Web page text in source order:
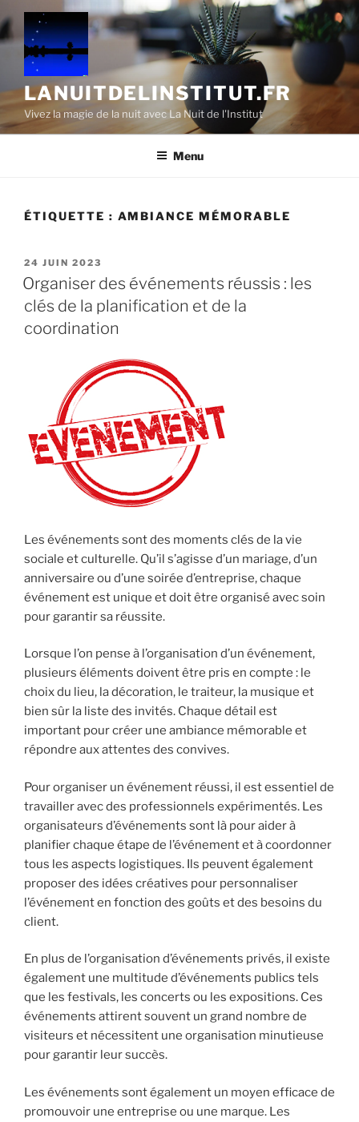
Aller
au
contenu
principal
LANUITDELINSTITUT.FR
Vivez la magie de la nuit avec La Nuit de l'Institut
Menu
ÉTIQUETTE : AMBIANCE MÉMORABLE
PUBLIÉ
LE
24 JUIN 2023
Organiser des événements réussis : les
clés de la planification et de la
coordination
Les événements sont des moments clés de la vie
sociale et culturelle. Qu’il s’agisse d’un mariage, d’un
anniversaire ou d’une soirée d’entreprise, chaque
événement est unique et doit être organisé avec soin
pour garantir sa réussite.
Lorsque l’on pense à l’organisation d’un événement,
plusieurs éléments doivent être pris en compte : le
choix du lieu, la décoration, le traiteur, la musique et
bien sûr la liste des invités. Chaque détail est
important pour créer une ambiance mémorable et
répondre aux attentes des convives.
Pour organiser un événement réussi, il est essentiel de
travailler avec des professionnels expérimentés. Les
organisateurs d’événements sont là pour aider à
planifier chaque étape de l’événement et à coordonner
tous les aspects logistiques. Ils peuvent également
proposer des idées créatives pour personnaliser
l’événement en fonction des goûts et des besoins du
client.
En plus de l’organisation d’événements privés, il existe
également une multitude d’événements publics tels
que les festivals, les concerts ou les expositions. Ces
événements attirent souvent un grand nombre de
visiteurs et nécessitent une organisation minutieuse
pour garantir leur succès.
Les événements sont également un moyen efficace de
promouvoir une entreprise ou une marque. Les